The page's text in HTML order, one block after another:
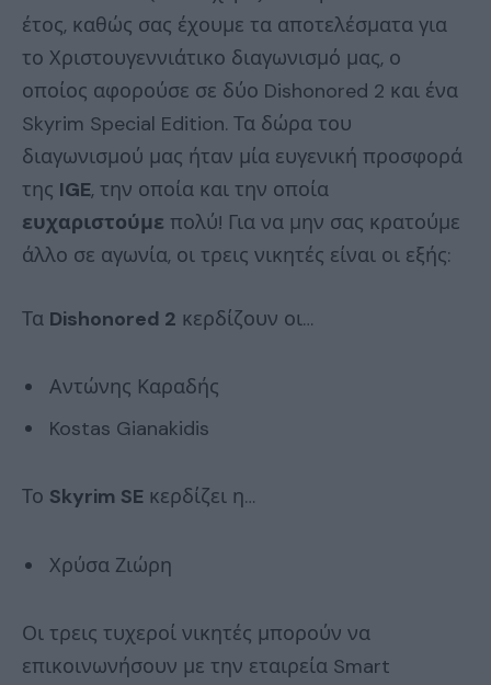
έτος, καθώς σας έχουμε τα αποτελέσματα για
το Χριστουγεννιάτικο διαγωνισμό μας, ο
οποίος αφορούσε σε δύο Dishonored 2 και ένα
Skyrim Special Edition. Τα δώρα του
διαγωνισμού μας ήταν μία ευγενική προσφορά
της IGE, την οποία και την οποία
ευχαριστούμε πολύ! Για να μην σας κρατούμε
άλλο σε αγωνία, οι τρεις νικητές είναι οι εξής:
Τα Dishonored 2 κερδίζουν οι…
Αντώνης Καραδής
Kostas Gianakidis
Το Skyrim SE κερδίζει η…
Χρύσα Ζιώρη
Οι τρεις τυχεροί νικητές μπορούν να
επικοινωνήσουν με την εταιρεία Smart